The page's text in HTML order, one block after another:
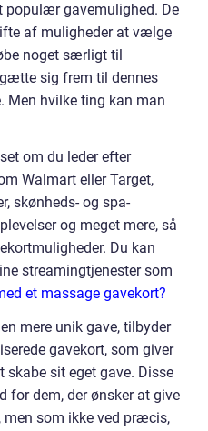
populær gavemulighed. De
af muligheder at vælge
noget særligt til
sig frem til dennes
Men hvilke ting kan man
om du leder efter
Walmart eller Target,
skønheds- og spa-
og meget mere, så
Du kan
streamingtjenester som
et massage gavekort?
mere unik gave, tilbyder
gavekort, som giver
sit eget gave. Disse
for dem, der ønsker at give
som ikke ved præcis,